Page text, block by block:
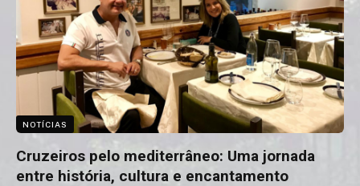
NOTÍCIAS
Cruzeiros pelo mediterrâneo: Uma jornada
entre história, cultura e encantamento